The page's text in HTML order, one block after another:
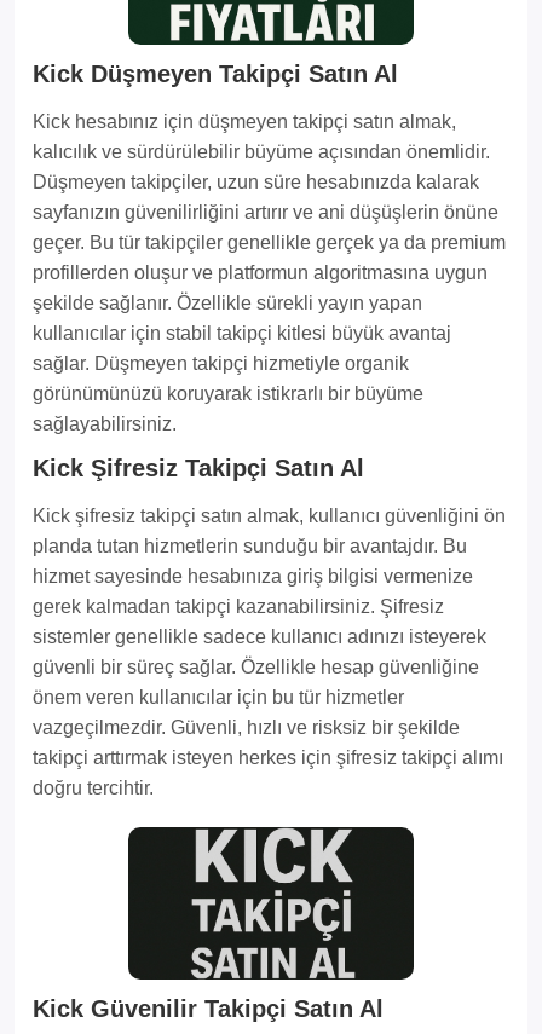
Kick Düşmeyen Takipçi Satın Al
Kick hesabınız için düşmeyen takipçi satın almak,
kalıcılık ve sürdürülebilir büyüme açısından önemlidir.
Düşmeyen takipçiler, uzun süre hesabınızda kalarak
sayfanızın güvenilirliğini artırır ve ani düşüşlerin önüne
geçer. Bu tür takipçiler genellikle gerçek ya da premium
profillerden oluşur ve platformun algoritmasına uygun
şekilde sağlanır. Özellikle sürekli yayın yapan
kullanıcılar için stabil takipçi kitlesi büyük avantaj
sağlar. Düşmeyen takipçi hizmetiyle organik
görünümünüzü koruyarak istikrarlı bir büyüme
sağlayabilirsiniz.
Kick Şifresiz Takipçi Satın Al
Kick şifresiz takipçi satın almak, kullanıcı güvenliğini ön
planda tutan hizmetlerin sunduğu bir avantajdır. Bu
hizmet sayesinde hesabınıza giriş bilgisi vermenize
gerek kalmadan takipçi kazanabilirsiniz. Şifresiz
sistemler genellikle sadece kullanıcı adınızı isteyerek
güvenli bir süreç sağlar. Özellikle hesap güvenliğine
önem veren kullanıcılar için bu tür hizmetler
vazgeçilmezdir. Güvenli, hızlı ve risksiz bir şekilde
takipçi arttırmak isteyen herkes için şifresiz takipçi alımı
doğru tercihtir.
Kick Güvenilir Takipçi Satın Al